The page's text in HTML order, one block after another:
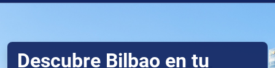
Descubre Bilbao en tu